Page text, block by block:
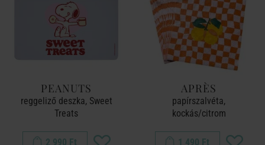
PEANUTS
reggeliző deszka, Sweet
Treats
2 990 Ft
APRÈS
papírszalvéta,
kockás/citrom
1 490 Ft